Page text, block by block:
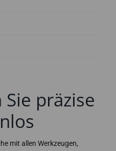
präzise
mit allen Werkzeugen,